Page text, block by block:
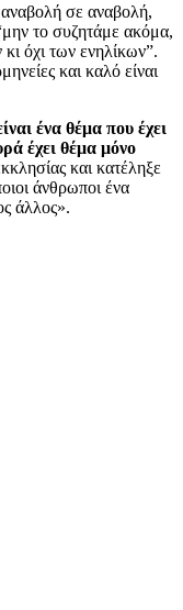
αναβολή σε αναβολή,
το συζητάμε ακόμα,
όχι των ενηλίκων”.
και καλό είναι
ένα θέμα που έχει
έχει θέμα μόνο
και κατέληξε
άνθρωποι ένα
άλλος».